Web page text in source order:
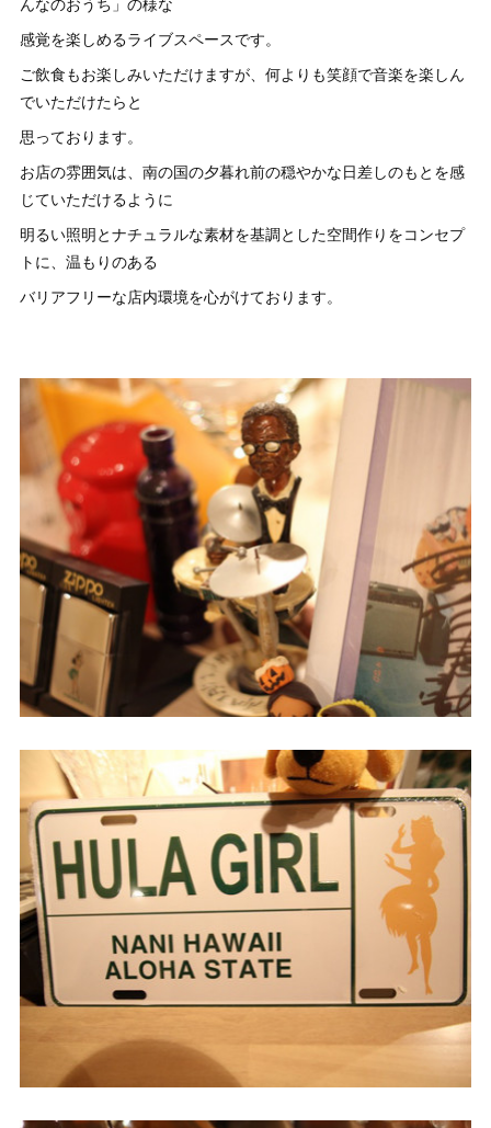
感覚を楽しめるライブスペースです。
ご飲食もお楽しみいただけますが、何よりも笑顔で音楽を楽しん
でいただけたらと
思っております。
お店の雰囲気は、南の国の夕暮れ前の穏やかな日差しのもとを感
じていただけるように
明るい照明とナチュラルな素材を基調とした空間作りをコンセプ
トに、温もりのある
バリアフリーな店内環境を心がけております。